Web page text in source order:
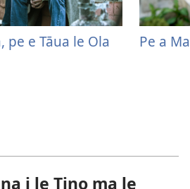
pe e Tāua le Ola
Pe a
i le Tino ma le